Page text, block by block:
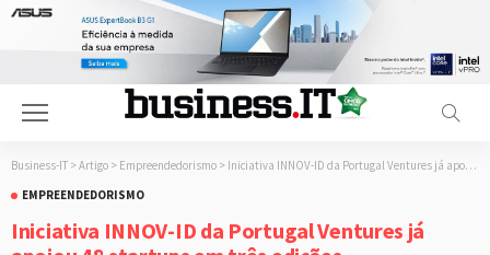
Business-IT > Artigo > Empreendedorismo > Iniciativa INNOV-ID da Portugal Ventures já apoiou 48 startups em três edições
EMPREENDEDORISMO
Iniciativa INNOV-ID da Portugal Ventures já